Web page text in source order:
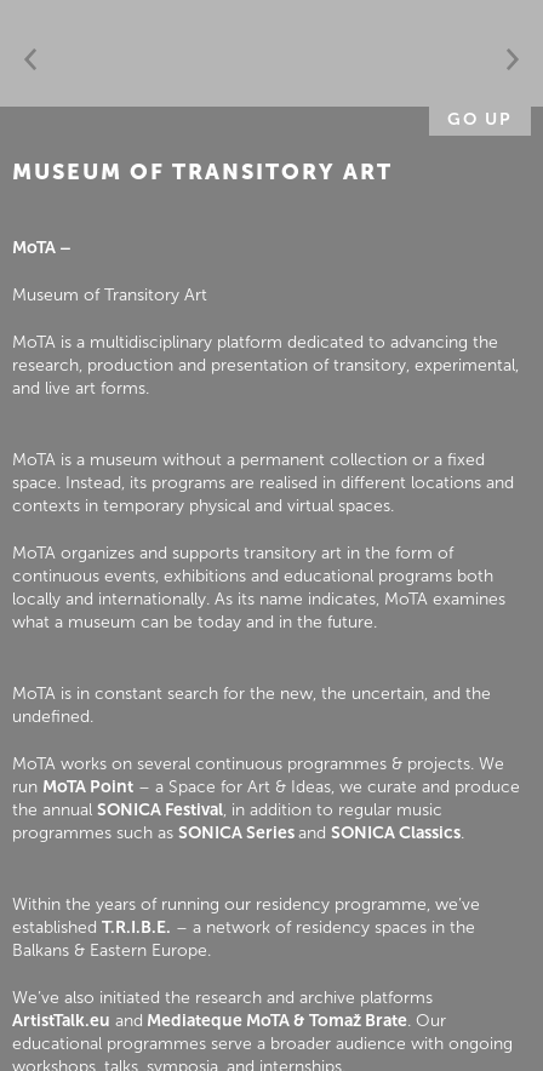
GO UP
MUSEUM OF TRANSITORY ART
MoTA –
Museum of Transitory Art
MoTA is a multidisciplinary platform dedicated to advancing the
research, production and presentation of transitory, experimental,
and live art forms.
MoTA is a museum without a permanent collection or a fixed
space. Instead, its programs are realised in different locations and
contexts in temporary physical and virtual spaces.
MoTA organizes and supports transitory art in the form of
continuous events, exhibitions and educational programs both
locally and internationally. As its name indicates, MoTA examines
what a museum can be today and in the future.
MoTA is in constant search for the new, the uncertain, and the
undefined.
MoTA works on several continuous programmes & projects. We
run MoTA Point – a Space for Art & Ideas, we curate and produce
the annual SONICA Festival, in addition to regular music
programmes such as SONICA Seriesand SONICA Classics.
Within the years of running our residency programme, we’ve
established T.R.I.B.E. – a network of residency spaces in the
Balkans & Eastern Europe.
We’ve also initiated the research and archive platforms
ArtistTalk.eu and Mediateque MoTA & Tomaž Brate. Our
educational programmes serve a broader audience with ongoing
workshops, talks, symposia, and internships.